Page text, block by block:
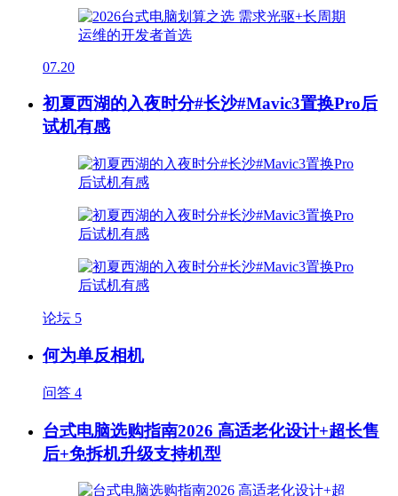
07.20
初夏西湖的入夜时分#长沙#Mavic3置换Pro后
试机有感
论坛 5
何为单反相机
问答 4
台式电脑选购指南2026 高适老化设计+超长售
后+免拆机升级支持机型